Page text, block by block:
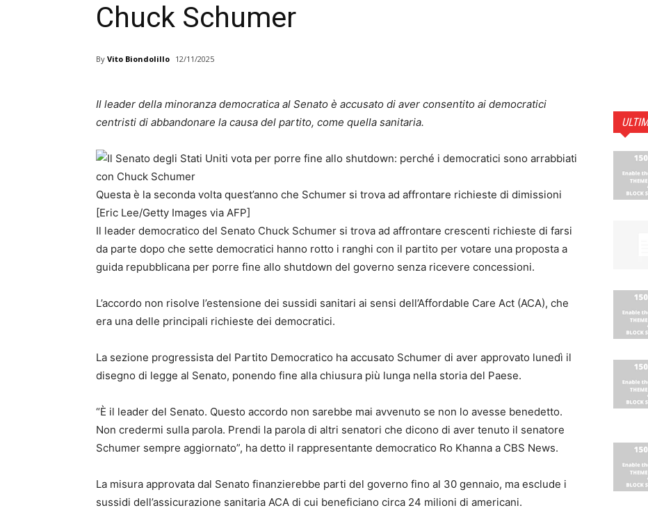
Chuck Schumer
By Vito Biondolillo 12/11/2025
Il leader della minoranza democratica al Senato è accusato di aver consentito ai democratici
centristi di abbandonare la causa del partito, come quella sanitaria.
Questa è la seconda volta quest’anno che Schumer si trova ad affrontare richieste di dimissioni
[Eric Lee/Getty Images via AFP]
Il leader democratico del Senato Chuck Schumer si trova ad affrontare crescenti richieste di farsi
da parte dopo che sette democratici hanno rotto i ranghi con il partito per votare una proposta a
guida repubblicana per porre fine allo shutdown del governo senza ricevere concessioni.
L’accordo non risolve l’estensione dei sussidi sanitari ai sensi dell’Affordable Care Act (ACA), che
era una delle principali richieste dei democratici.
La sezione progressista del Partito Democratico ha accusato Schumer di aver approvato lunedì il
disegno di legge al Senato, ponendo fine alla chiusura più lunga nella storia del Paese.
“È il leader del Senato. Questo accordo non sarebbe mai avvenuto se non lo avesse benedetto.
Non credermi sulla parola. Prendi la parola di altri senatori che dicono di aver tenuto il senatore
Schumer sempre aggiornato”, ha detto il rappresentante democratico Ro Khanna a CBS News.
La misura approvata dal Senato finanzierebbe parti del governo fino al 30 gennaio, ma esclude i
sussidi dell’assicurazione sanitaria ACA di cui beneficiano circa 24 milioni di americani.